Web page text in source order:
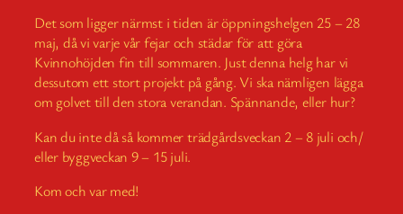
Det som ligger närmst i tiden är öppningshelgen 25 – 28
maj, då vi varje vår fejar och städar för att göra
Kvinnohöjden fin till sommaren. Just denna helg har vi
dessutom ett stort projekt på gång. Vi ska nämligen lägga
om golvet till den stora verandan. Spännande, eller hur?
Kan du inte då så kommer trädgårdsveckan 2 – 8 juli och/
eller byggveckan 9 – 15 juli.
Kom och var med!